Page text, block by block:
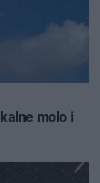
molo i